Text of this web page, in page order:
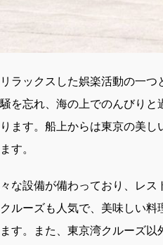
ラックスした娯楽活動の一つ
を忘れ、海の上でのんびり
ます。船上からは東京の美
す。
な設備が備わっており、レ
ルーズも人気で、美味しい
す。また、東京湾クルーズ